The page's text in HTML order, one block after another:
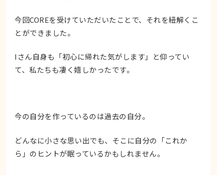
今回COREを受けていただいたことで、それを紐解くこ
とができました。
Iさん自身も「初心に帰れた気がします」と仰ってい
て、私たちも凄く嬉しかったです。
今の自分を作っているのは過去の自分。
どんなに小さな思い出でも、そこに自分の「これか
ら」のヒントが眠っているかもしれません。